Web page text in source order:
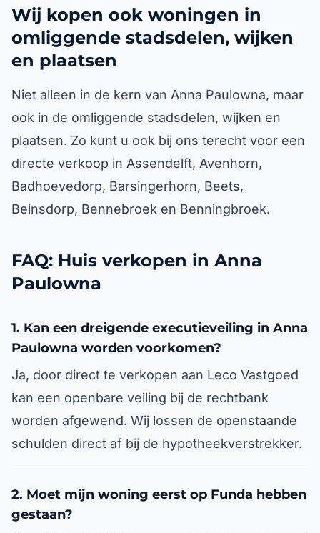
Wij kopen ook woningen in
omliggende stadsdelen, wijken
en plaatsen
Niet alleen in de kern van Anna Paulowna, maar
ook in de omliggende stadsdelen, wijken en
plaatsen. Zo kunt u ook bij ons terecht voor een
directe verkoop in Assendelft, Avenhorn,
Badhoevedorp, Barsingerhorn, Beets,
Beinsdorp, Bennebroek en Benningbroek.
FAQ: Huis verkopen in Anna
Paulowna
1. Kan een dreigende executieveiling in Anna
Paulowna worden voorkomen?
Ja, door direct te verkopen aan Leco Vastgoed
kan een openbare veiling bij de rechtbank
worden afgewend. Wij lossen de openstaande
schulden direct af bij de hypotheekverstrekker.
2. Moet mijn woning eerst op Funda hebben
gestaan?